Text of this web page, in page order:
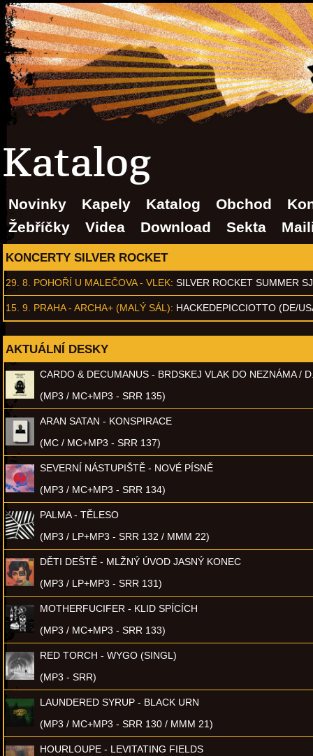
Katalog
Novinky Kapely Katalog Obchod
Žebříčky
Videa Download Sekta
KONCERTY SILVER ROCKET
29. 8. POHOŘÍ U MALEČOVA - VLEK: SILVER ROCKET SUMMER
15. 9. PRAHA - ARCHA+ (MALÝ SÁL): HACKEDEPICCIOTTO (DE/
AKTUÁLNÍ DESKY
CARDO & DECUMANUS - BRDSKEJ VLAK DO NEZNÁMA /
(MP3 / MC+MP3 - SRR 135)
ARAN SATAN - KONSPIRACE
(MC / MC+MP3 - SRR 137)
SEVERNÍ NÁSTUPIŠTĚ - NOVÉ PÍSNĚ
(MP3 / MC+MP3 - SRR 134)
PALMA - TĚLESO
(MP3 / LP+MP3 - SRR 132 / MMM 22)
DĚTI DEŠTĚ - MLŽNÝ ÚVOD JASNÝ KONEC
(MP3 / LP+MP3 - SRR 131)
MOTHERFUCIFER - KLID SPÍCÍCH
(MP3 / MC+MP3 - SRR 133)
RED TORCH - WYGO (SINGL)
(MP3 - SRR)
LAUNDERED SYRUP - BLACK URN
(MP3 / MC+MP3 - SRR 130 / MMM 21)
HOURLOUPE - LEVITATING FIELDS